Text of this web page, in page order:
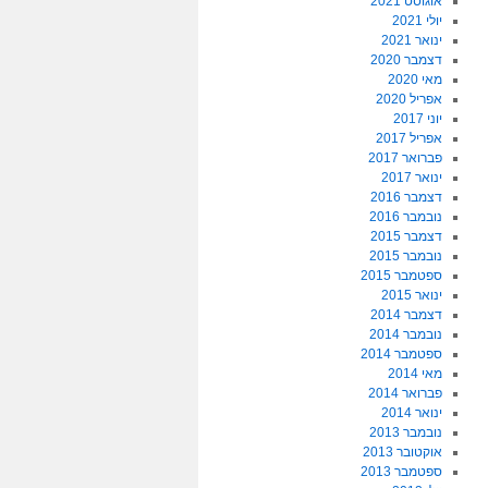
יולי 2021
ינואר 2021
דצמבר 2020
מאי 2020
אפריל 2020
יוני 2017
אפריל 2017
פברואר 2017
ינואר 2017
דצמבר 2016
נובמבר 2016
דצמבר 2015
נובמבר 2015
ספטמבר 2015
ינואר 2015
דצמבר 2014
נובמבר 2014
ספטמבר 2014
מאי 2014
פברואר 2014
ינואר 2014
נובמבר 2013
אוקטובר 2013
ספטמבר 2013